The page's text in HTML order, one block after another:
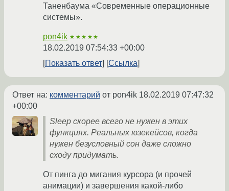
Таненбаума «Современные операционные
системы».
pon4ik ★★★★★
18.02.2019 07:54:33 +00:00
Показать ответ
Ссылка
Ответ на: комментарий от pon4ik 18.02.2019 07:47:32
+00:00
Sleep скорее всего не нужен в этих
функциях. Реальных юзекейсов, когда
нужен безусловный сон даже сложно
сходу придумать.
От пинга до мигания курсора (и прочей
анимации) и завершения какой-либо